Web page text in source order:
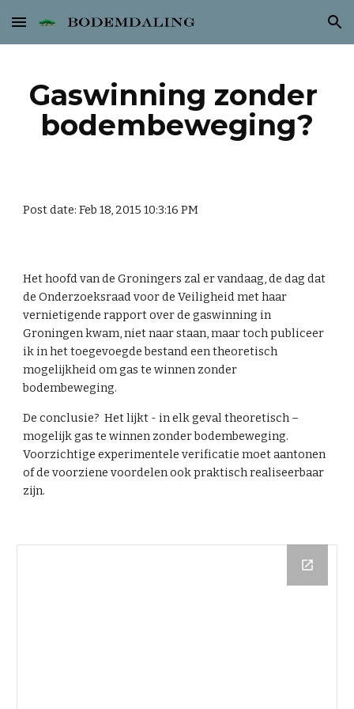
Skip to main content Skip to navigation
Gaswinning zonder
bodembeweging?
Post date: Feb 18, 2015 10:3:16 PM
Het hoofd van de Groningers zal er vandaag, de dag dat
de Onderzoeksraad voor de Veiligheid met haar
vernietigende rapport over de gaswinning in
Groningen kwam, niet naar staan, maar toch publiceer
ik in het toegevoegde bestand een theoretisch
mogelijkheid om gas te winnen zonder
bodembeweging.
De conclusie?  Het lijkt - in elk geval theoretisch –
mogelijk gas te winnen zonder bodembeweging.
Voorzichtige experimentele verificatie moet aantonen
of de voorziene voordelen ook praktisch realiseerbaar
zijn.